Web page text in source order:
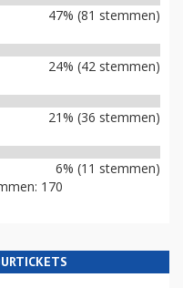
47% (81 stemmen)
24% (42 stemmen)
21% (36 stemmen)
6% (11 stemmen)
170